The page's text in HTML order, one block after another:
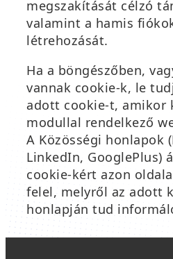
megszakítását célzó
valamint a hamis
létrehozását.
Ha a böngészőben,
vannak cookie-k, le
adott cookie-t, amikor
modullal rendelkező
A Közösségi honlapok
LinkedIn, GooglePlus)
cookie-kért azon
felel, melyről az adott
honlapján tud